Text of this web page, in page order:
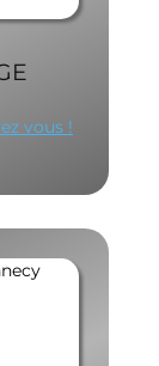
vous !